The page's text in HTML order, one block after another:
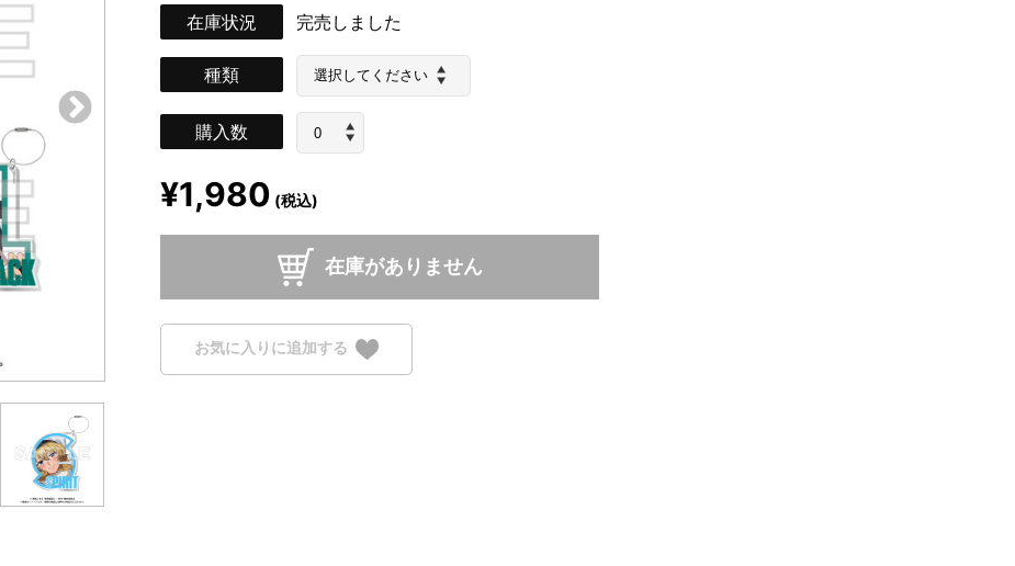
在庫状況 完売しました
種類
購入数
¥1,980 (税込)
在庫がありません
お気に入りに追加する